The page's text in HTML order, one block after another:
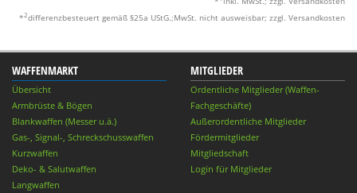
*2differenzbesteuert gemäß §25a UStG.;MwSt. nicht ausweisbar; zzgl. Versandkosten
WAFFENMARKT
Übersicht
Armbrüste & Bögen
Blankwaffen (Messer u.ä.)
Gas-, Signal-, Schreckschusswaffen
Kurzwaffen
Deko- & Salutwaffen
Langwaffen
MITGLIEDER
Ordentliche Mitglieder (Waffen-
Fachgeschäfte)
Außerordentliche Mitglieder
Fördermitglieder
Mitgliedschaft
Login für Mitglieder